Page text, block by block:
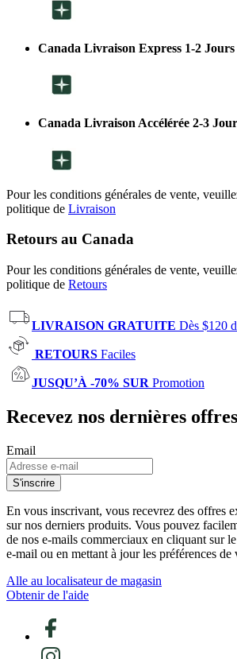
Canada Livraison Express 1-2
Canada Livraison Accélérée 2-3
Pour les conditions générales de vente,
politique de Livraison
Retours au Canada
Pour les conditions générales de vente,
politique de Retours
LIVRAISON GRATUITE Dès $120
RETOURS Faciles
JUSQU’À -70% SUR Promotion
Recevez nos dernières offres
Email
S'inscrire
En vous inscrivant, vous recevrez des offres
sur nos derniers produits. Vous pouvez
de nos e-mails commerciaux en cliquant sur
e-mail ou en mettant à jour les préférences de
Alle au localisateur de magasin
Obtenir de l'aide